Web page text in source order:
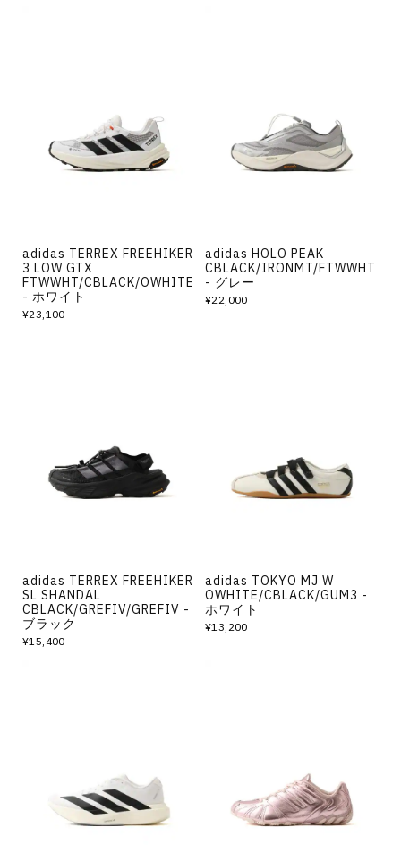
adidas TERREX FREEHIKER
3 LOW GTX
FTWWHT/CBLACK/OWHITE
- ホワイト
¥23,100
adidas HOLO PEAK
CBLACK/IRONMT/FTWWHT
- グレー
¥22,000
adidas TERREX FREEHIKER
SL SHANDAL
CBLACK/GREFIV/GREFIV -
ブラック
¥15,400
adidas TOKYO MJ W
OWHITE/CBLACK/GUM3 -
ホワイト
¥13,200